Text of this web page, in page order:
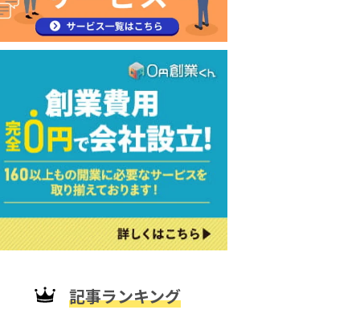
記事ランキング